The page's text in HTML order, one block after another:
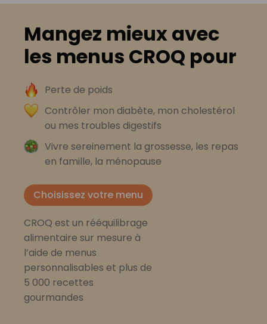
Mangez mieux avec
les menus CROQ pour
Perte de poids
Contrôler mon diabète, mon cholestérol
ou mes troubles digestifs
Vivre sereinement la grossesse, les repas
en famille, la ménopause
Choisissez votre menu
CROQ est un rééquilibrage
alimentaire sur mesure à
l’aide de menus
personnalisables et plus de
5 000 recettes
gourmandes